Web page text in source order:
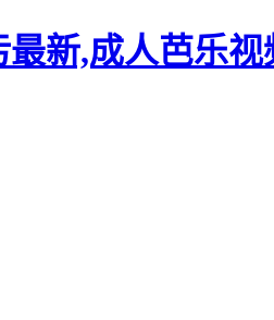
新,成人芭乐视